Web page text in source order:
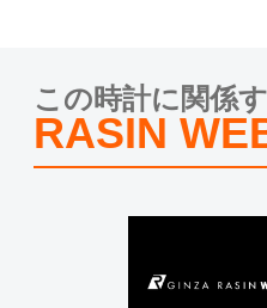
この時計に関係
RASIN